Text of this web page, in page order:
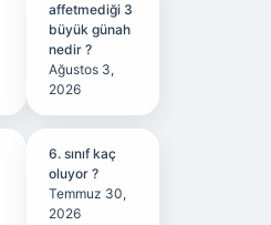
affetmediği 3
büyük günah
nedir ?
Ağustos 3,
2026
6. sınıf kaç
oluyor ?
Temmuz 30,
2026